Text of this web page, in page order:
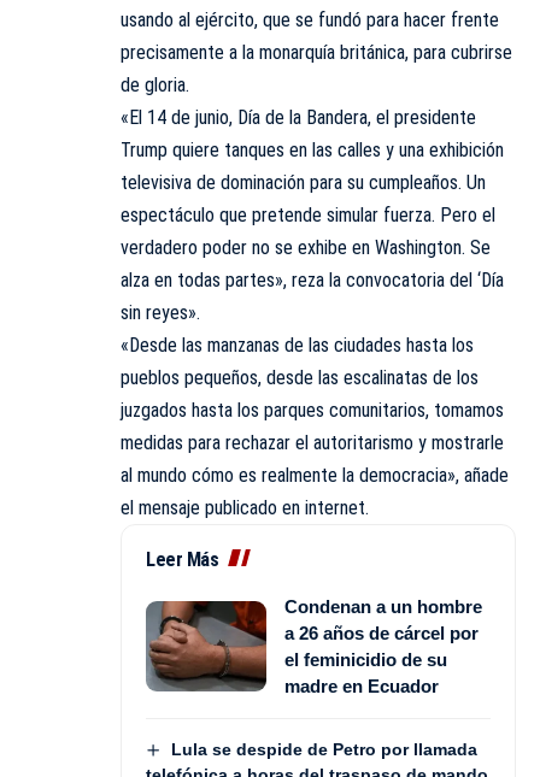
usando al ejército, que se fundó para hacer frente
precisamente a la monarquía británica, para cubrirse
de gloria.
«El 14 de junio, Día de la Bandera, el presidente
Trump quiere tanques en las calles y una exhibición
televisiva de dominación para su cumpleaños. Un
espectáculo que pretende simular fuerza. Pero el
verdadero poder no se exhibe en Washington. Se
alza en todas partes», reza la convocatoria del ‘Día
sin reyes».
«Desde las manzanas de las ciudades hasta los
pueblos pequeños, desde las escalinatas de los
juzgados hasta los parques comunitarios, tomamos
medidas para rechazar el autoritarismo y mostrarle
al mundo cómo es realmente la democracia», añade
el mensaje publicado en internet.
Leer Más
Condenan a un hombre
a 26 años de cárcel por
el feminicidio de su
madre en Ecuador
Lula se despide de Petro por llamada